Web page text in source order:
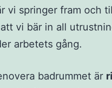
vi springer fram och
vi bär in all
arbetets gång.
badrummet är